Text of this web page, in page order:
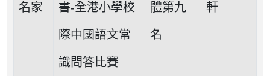
名家 書-全港小學校
際中國語文常
識問答比賽
體第九
名
軒